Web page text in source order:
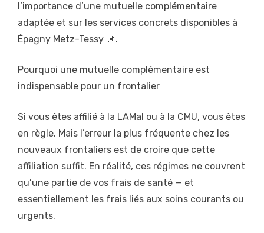
l’importance d’une mutuelle complémentaire
adaptée et sur les services concrets disponibles à
Épagny Metz-Tessy 📌.
Pourquoi une mutuelle complémentaire est
indispensable pour un frontalier
Si vous êtes affilié à la LAMal ou à la CMU, vous êtes
en règle. Mais l’erreur la plus fréquente chez les
nouveaux frontaliers est de croire que cette
affiliation suffit. En réalité, ces régimes ne couvrent
qu’une partie de vos frais de santé — et
essentiellement les frais liés aux soins courants ou
urgents.